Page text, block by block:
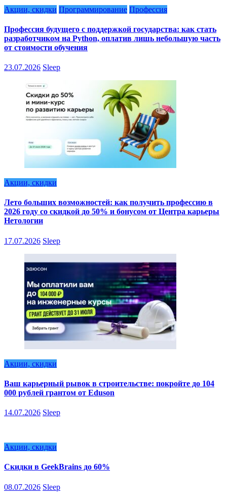
Акции, скидки Программирование Профессия
Профессия будущего с поддержкой государства: как стать
разработчиком на Python, оплатив лишь небольшую часть
от стоимости обучения
23.07.2026 Sleep
Акции, скидки
Лето больших возможностей: как получить профессию в
2026 году со скидкой до 50% и бонусом от Центра карьеры
Нетологии
17.07.2026 Sleep
Акции, скидки
Ваш карьерный рывок в строительстве: покройте до 104
000 рублей грантом от Eduson
14.07.2026 Sleep
Акции, скидки
Скидки в GeekBrains до 60%
08.07.2026 Sleep